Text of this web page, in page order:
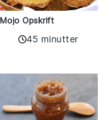
Mojo Opskrift
45 minutter